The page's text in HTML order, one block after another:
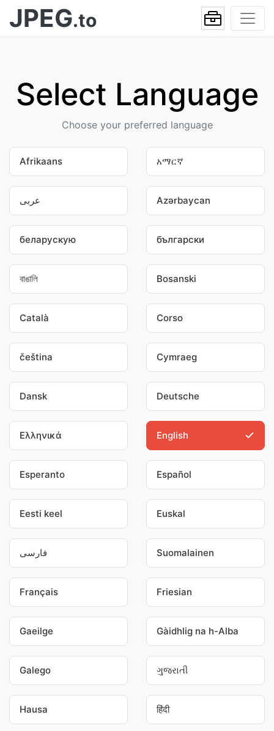
JPEG.to
Select Language
Choose your preferred language
Afrikaans አማርኛ
عربى Azərbaycan
беларускую български
বাঙালি Bosanski
Català Corso
čeština Cymraeg
Dansk Deutsche
Ελληνικά English
Esperanto Español
Eesti keel Euskal
فارسی Suomalainen
Français Friesian
Gaeilge Gàidhlig na h-Alba
Galego ગુજરાતી
Hausa हिंदी